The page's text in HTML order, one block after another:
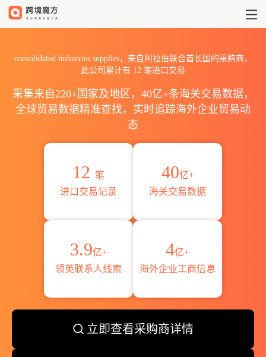
consolidated industries supplies，来自阿拉伯联合酋长国的采购商，
此公司累计有 12 笔进口交易
采集来自220+国家及地区，40亿+条海关交易数据，
全球贸易数据精准查找，实时追踪海外企业贸易动
态
12 笔
进口交易记录
40亿+
海关交易数据
3.9亿+
领英联系人线索
4亿+
海外企业工商信息
立即查看采购商详情